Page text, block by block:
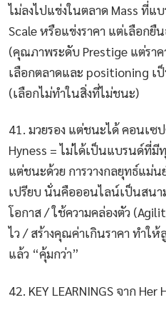
ไม่ลงไปแข่งในตลาด Mass ที่
Scale หรือแข่งราคา แต่เลือก
(คุณภาพระดับ Prestige แต่ราค
เลือกตลาดและ positioning เ
(เลือกไม่ทำในสิ่งที่ไม่ชนะ)
41. มวยรอง แต่ชนะได้ คอนเซ
Hyness = ไม่ได้เป็นแบรนด์ที่
แต่ชนะด้วย การวางกลยุทธ์แม่น
เปรียบ นั่นคือออนไลน์เป็นสนา
โอกาส / ใช้ความคล่องตัว
ไว / สร้างคุณค่าเกินราคา ทำใ
แล้ว “คุ้มกว่า”
42. KEY LEARNINGS จาก Her